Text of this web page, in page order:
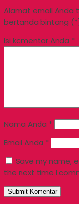
Alamat email Anda
bertanda bintang
Isi komentar Anda *
Nama Anda *
Email Anda *
Save my name,
the next time I